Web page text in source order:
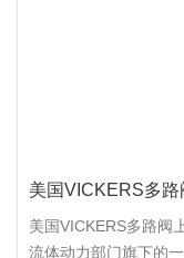
美国VICKERS多路
美国VICKERS多路阀
流体动力部门旗下的